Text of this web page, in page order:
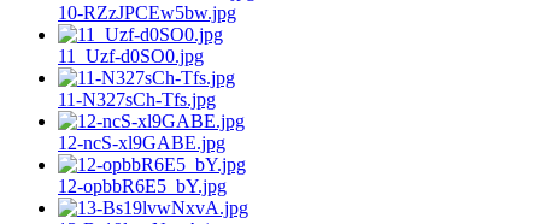
10-RZzJPCEw5bw.jpg
11_Uzf-d0SO0.jpg
11-N327sCh-Tfs.jpg
12-ncS-xl9GABE.jpg
12-opbbR6E5_bY.jpg